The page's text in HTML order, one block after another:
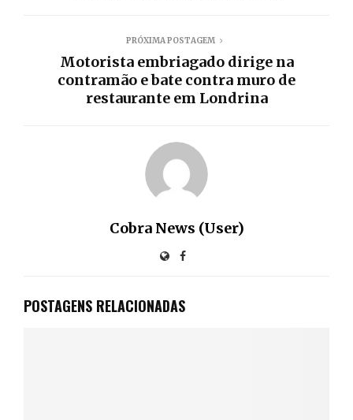
PRÓXIMA POSTAGEM
Motorista embriagado dirige na
contramão e bate contra muro de
restaurante em Londrina
Cobra News (User)
POSTAGENS RELACIONADAS